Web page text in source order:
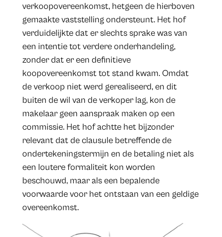
verkoopovereenkomst, hetgeen de hierboven
gemaakte vaststelling ondersteunt. Het hof
verduidelijkte dat er slechts sprake was van
een intentie tot verdere onderhandeling,
zonder dat er een definitieve
koopovereenkomst tot stand kwam. Omdat
de verkoop niet werd gerealiseerd, en dit
buiten de wil van de verkoper lag, kon de
makelaar geen aanspraak maken op een
commissie. Het hof achtte het bijzonder
relevant dat de clausule betreffende de
ondertekeningstermijn en de betaling niet als
een loutere formaliteit kon worden
beschouwd, maar als een bepalende
voorwaarde voor het ontstaan van een geldige
overeenkomst.